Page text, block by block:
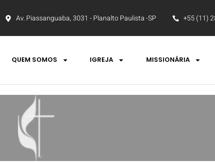
Av. Piassanguaba, 3031 - Planalto Paulista -SP +55 (11)
QUEM SOMOS IGREJA MISSIONÁRIA